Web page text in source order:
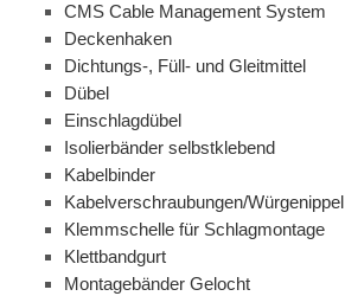
CMS Cable Management System
Deckenhaken
Dichtungs-, Füll- und Gleitmittel
Dübel
Einschlagdübel
Isolierbänder selbstklebend
Kabelbinder
Kabelverschraubungen/Würgenippel
Klemmschelle für Schlagmontage
Klettbandgurt
Montagebänder Gelocht